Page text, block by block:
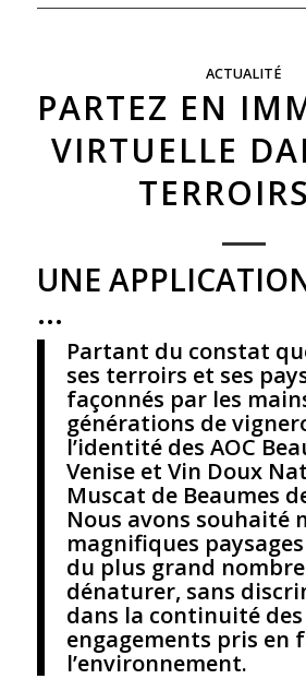
ACTUALITÉ
PARTEZ EN
VIRTUELLE
UNE
…
Partant du constat
ses terroirs et ses
façonnés par les
générations de
l’identité des AOC
Venise et Vin Doux
Muscat de Beaumes
Nous avons souhaité
magnifiques
du plus grand
dénaturer, sans
dans la continuité des
engagements pris en
l’environnement.